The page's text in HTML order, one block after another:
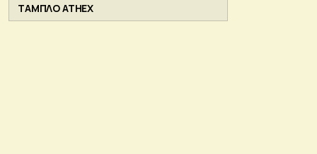
ΤΑΜΠΛΟ ATHEX